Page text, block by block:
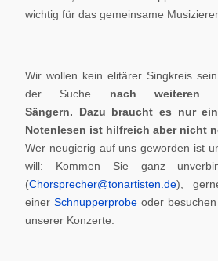
wichtig für das gemeinsame
Wir wollen kein elitärer Singkreis
der Suche nach weiteren
Sängern. Dazu braucht es nur
Notenlesen ist hilfreich aber nicht
Wer neugierig auf uns geworden ist
will: Kommen Sie ganz
(Chorsprecher@tonartisten.de),
einerSchnupperprobe oder
unserer Konzerte.